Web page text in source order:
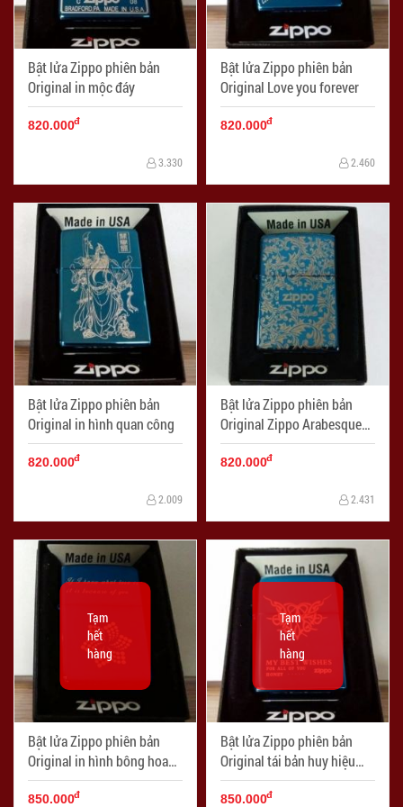
Bật lửa Zippo phiên bản
Original in mộc đáy
820.000đ
3.330
Bật lửa Zippo phiên bản
Original Love you forever
820.000đ
2.460
Bật lửa Zippo phiên bản
Original in hình quan công
820.000đ
2.009
Bật lửa Zippo phiên bản
Original Zippo Arabesque
Ver 1
820.000đ
2.431
Bật lửa Zippo phiên bản
Original in hình bông hoa
lớn
Tạm
hết
hàng
850.000đ
Bật lửa Zippo phiên bản
Original tái bản huy hiệu
trái tim
Tạm
hết
hàng
850.000đ